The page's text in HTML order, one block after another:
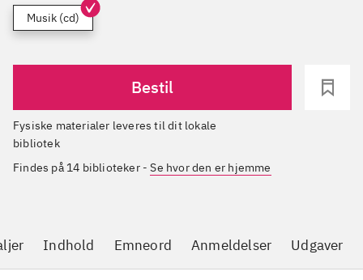
Musik (cd)
Bestil
Fysiske materialer leveres til dit lokale
bibliotek
Findes på 14 biblioteker-Se hvor den er hjemme
Indhold Emneord Anmeldelser Udgaver